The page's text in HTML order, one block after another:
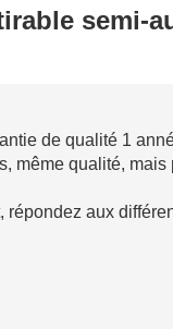
semi-
de qualité 1
même qualité, mais
aux